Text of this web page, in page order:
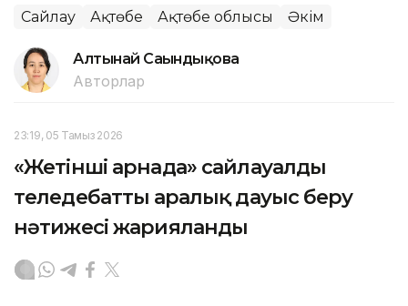
Сайлау Ақтөбе Ақтөбе облысы Әкім
Алтынай Сағындықова
Авторлар
23:19, 05 Тамыз 2026
«Жетінші арнада» сайлауалды
теледебаттың аралық дауыс беру
нәтижесі жарияланды